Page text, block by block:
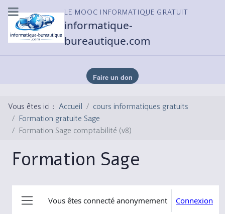
LE MOOC INFORMATIQUE GRATUIT
informatique-
bureautique.com
Vous êtes ici : Accueil
cours informatiques gratuits
Formation gratuite Sage
Formation Sage comptabilité (v8)
Formation Sage